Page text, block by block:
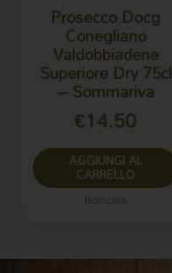
Prosecco Docg
Conegliano
Valdobbiadene
Superiore Dry 75cl
– Sommariva
€14.50
AGGIUNGI AL
CARRELLO